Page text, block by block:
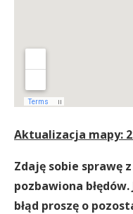
Aktualizacja mapy:
Zdaję sobie sprawę
pozbawiona
błąd proszę o